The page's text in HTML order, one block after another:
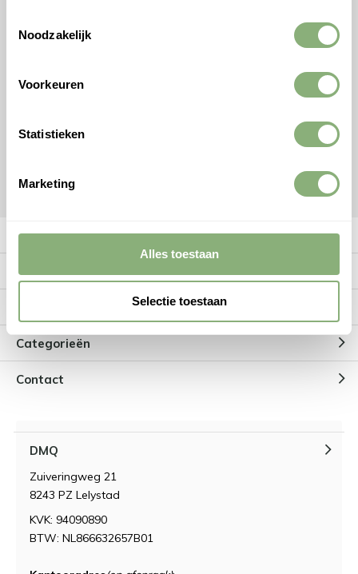
Noodzakelijk
Voorkeuren
Statistieken
Marketing
Alles toestaan
Selectie toestaan
Dutch Made Quality - Alle rechten
Facebook
Ontvang gratis handige tips van onze expert +
checklist voor verlichting!
Ontvang
Meer informatie
Klantenservice
Categorieën
Contact
DMQ
Zuiveringweg 21
8243 PZ Lelystad
KVK: 94090890
BTW: NL866632657B01